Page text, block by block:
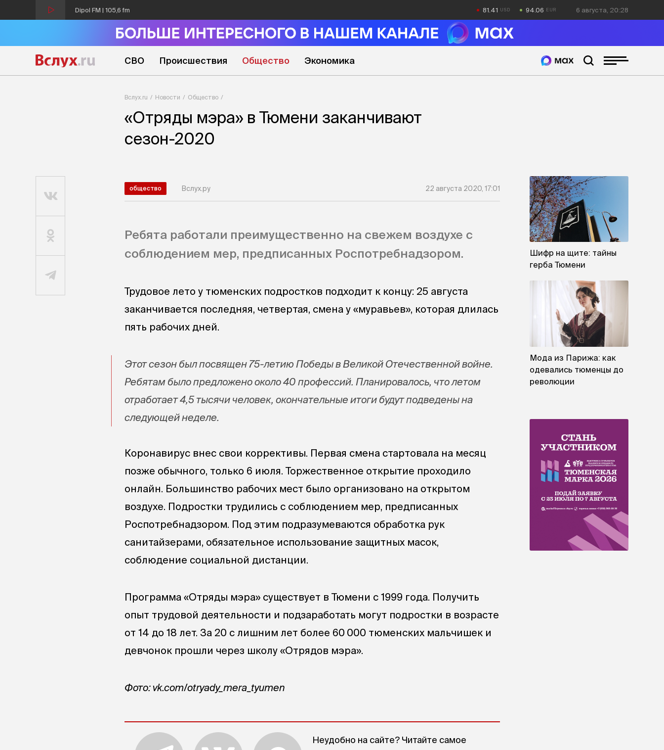
Dipol FM | 105,6 fm 81.41 94.06 6 августа, 20:28
СВО Происшествия Общество Экономика
Вслух.ru Новости Общество
«Отряды мэра» в Тюмени заканчивают
сезон-2020
общество Вслух.ру 22 августа 2020, 17:01
Ребята работали преимущественно на свежем воздухе с
соблюдением мер, предписанных Роспотребнадзором.
Трудовое лето у тюменских подростков подходит к концу: 25 августа
заканчивается последняя, четвертая, смена у «муравьев», которая длилась
пять рабочих дней.
Этот сезон был посвящен 75-летию Победы в Великой Отечественной войне.
Ребятам было предложено около 40 профессий. Планировалось, что летом
отработает 4,5 тысячи человек, окончательные итоги будут подведены на
следующей неделе.
Коронавирус внес свои коррективы. Первая смена стартовала на месяц
позже обычного, только 6 июля. Торжественное открытие проходило
онлайн. Большинство рабочих мест было организовано на открытом
воздухе. Подростки трудились с соблюдением мер, предписанных
Роспотребнадзором. Под этим подразумеваются обработка рук
санитайзерами, обязательное использование защитных масок,
соблюдение социальной дистанции.
Программа «Отряды мэра» существует в Тюмени c 1999 года. Получить
опыт трудовой деятельности и подзаработать могут подростки в возрасте
от 14 до 18 лет. За 20 с лишним лет более 60 000 тюменских мальчишек и
девчонок прошли через школу «Отрядов мэра».
Фото: vk.com/otryady_mera_tyumen
Неудобно на сайте? Читайте самое
Шифр на щите: тайны
герба Тюмени
Мода из Парижа: как
одевались тюменцы до
революции